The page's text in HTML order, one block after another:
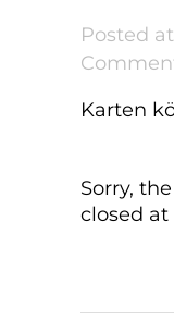
Posted
Karten
Sorry,
closed